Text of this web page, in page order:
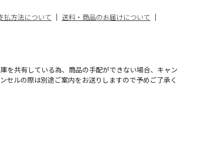
払方法について
送料・商品のお届けについて
を共有している為、商品の手配ができない場合、キャン
セルの際は別途ご案内をお送りしますので予めご了承く